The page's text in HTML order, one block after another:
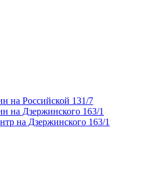
на Российской 131/7
на Дзержинского 163/1
на Дзержинского 163/1